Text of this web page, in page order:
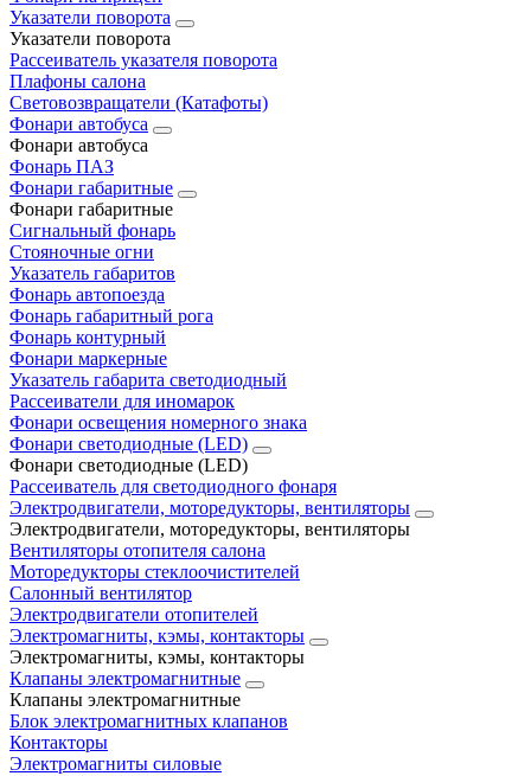
Указатели поворота
Указатели поворота
Рассеиватель указателя поворота
Плафоны салона
Световозвращатели (Катафоты)
Фонари автобуса
Фонари автобуса
Фонарь ПАЗ
Фонари габаритные
Фонари габаритные
Сигнальный фонарь
Стояночные огни
Указатель габаритов
Фонарь автопоезда
Фонарь габаритный рога
Фонарь контурный
Фонари маркерные
Указатель габарита светодиодный
Рассеиватели для иномарок
Фонари освещения номерного знака
Фонари светодиодные (LED)
Фонари светодиодные (LED)
Рассеиватель для светодиодного фонаря
Электродвигатели, моторедукторы, вентиляторы
Электродвигатели, моторедукторы, вентиляторы
Вентиляторы отопителя салона
Моторедукторы стеклоочистителей
Салонный вентилятор
Электродвигатели отопителей
Электромагниты, кэмы, контакторы
Электромагниты, кэмы, контакторы
Клапаны электромагнитные
Клапаны электромагнитные
Блок электромагнитных клапанов
Контакторы
Электромагниты силовые